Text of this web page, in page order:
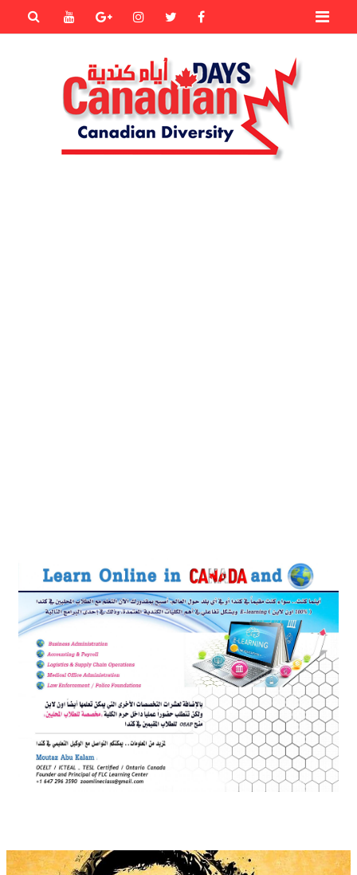
Facebook
Twitter
instagram
Goole+
Youtube